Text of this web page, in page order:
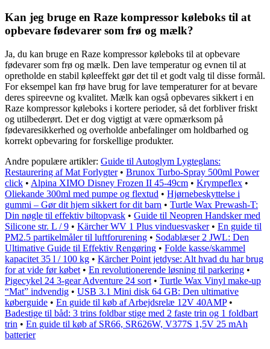
Kan jeg bruge en Raze kompressor køleboks til at
opbevare fødevarer som frø og mælk?
Ja, du kan bruge en Raze kompressor køleboks til at opbevare
fødevarer som frø og mælk. Den lave temperatur og evnen til at
opretholde en stabil køleeffekt gør det til et godt valg til disse formål.
For eksempel kan frø have brug for lave temperaturer for at bevare
deres spireevne og kvalitet. Mælk kan også opbevares sikkert i en
Raze kompressor køleboks i kortere perioder, så det forbliver friskt
og utilbederørt. Det er dog vigtigt at være opmærksom på
fødevaresikkerhed og overholde anbefalinger om holdbarhed og
korrekt opbevaring for forskellige produkter.
Andre populære artikler: Guide til Autoglym Lygteglans:
Restaurering af Mat Forlygter• Brunox Turbo-Spray 500ml Power
click • Alpina XIMO Disney Frozen II 45-49cm • Krympeflex •
Oliekande 300ml med pumpe og flextud • Hjørnebeskyttelse i
gummi – Gør dit hjem sikkert for dit barn • Turtle Wax Prewash-T:
Din nøgle til effektiv biltopvask • Guide til Neopren Handsker med
Silicone str. L / 9 • Kärcher WV 1 Plus vinduesvasker• En guide til
PM2.5 partikelmåler til luftforurening • Sodablæser 2 JWL: Den
Ultimative Guide til Effektiv Rengøring • Folde kasse/skammel
kapacitet 35 l / 100 kg • Kärcher Point jetdyse: Alt hvad du har brug
for at vide før købet • En revolutionerende løsning til parkering •
Pigecykel 24 3-gear Adventure 24 sort • Turtle Wax Vinyl make-up
“Mat” indvendig • USB 3.1 Mini disk 64 GB: Den ultimative
køberguide • En guide til køb af Arbejdsrelæ 12V 40AMP•
Badestige til båd: 3 trins foldbar stige med 2 faste trin og 1 foldbart
trin • En guide til køb af SR66, SR626W, V377S 1,5V 25 mAh
batterier